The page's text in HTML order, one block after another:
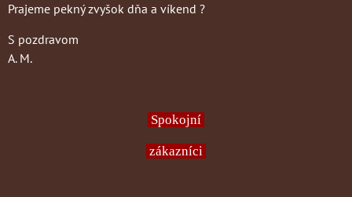
Prajeme pekný zvyšok dňa a víkend ?
S pozdravom
A. M.
Spokojní
zákazníci